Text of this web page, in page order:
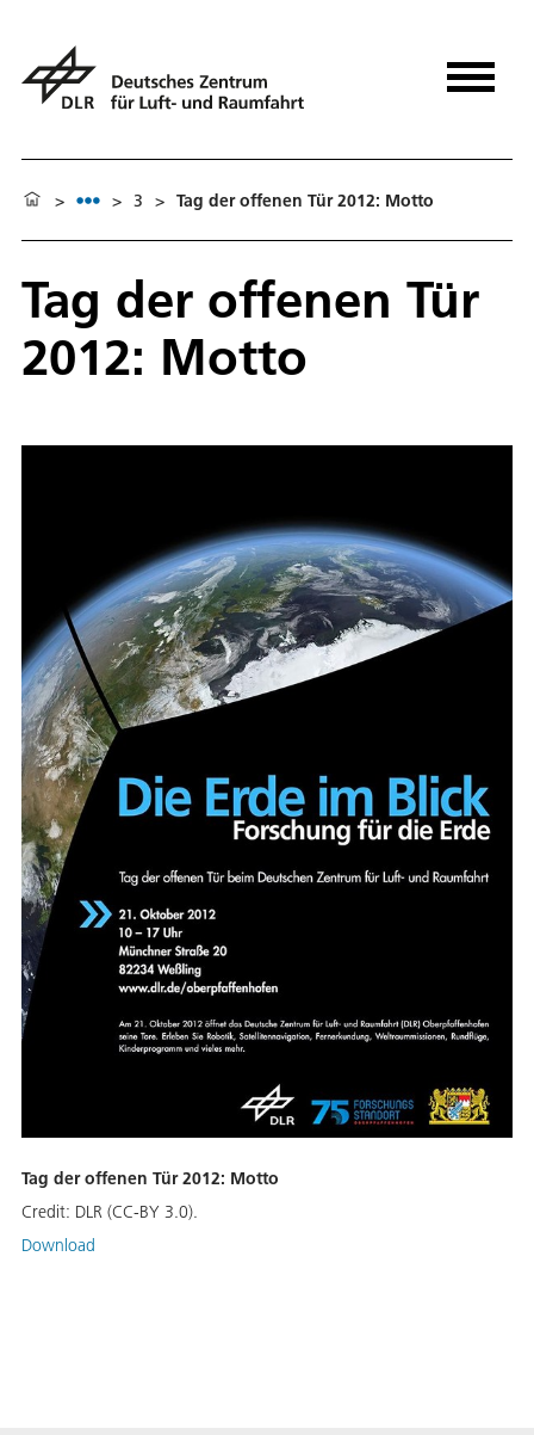
> > 3 > Tag der offenen Tür 2012: Motto
Tag der offenen Tür
2012: Motto
Tag der offenen Tür 2012: Motto
Credit: DLR (CC-BY 3.0).
Download